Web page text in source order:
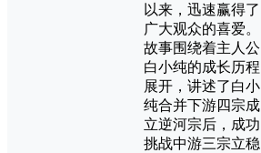
以来，迅速赢得了
广大观众的喜爱。
故事围绕着主人公
白小纯的成长历程
展开，讲述了白小
纯合并下游四宗成
立逆河宗后，成功
挑战中游三宗立稳